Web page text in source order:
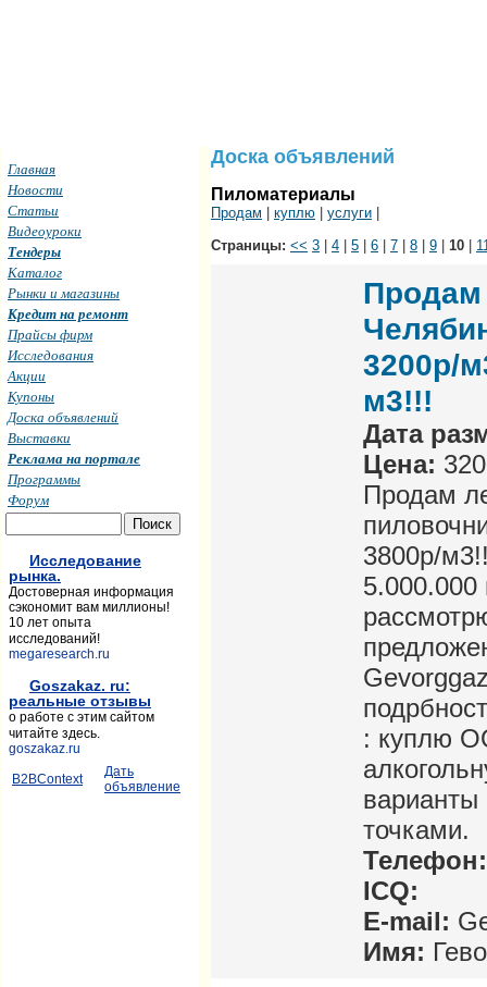
Доска объявлений
Пиломатериалы
Продам куплю услуги
Страницы: << 3 4 5 6 7 8 9 10
Продам
3200р/
м3!!!
Дата
Цена:
Продам
3800р/
5.000.000
: куплю
точками.
ICQ:
E-mail:
Имя:
Главная
Новости
Статьи
Видеоуроки
Тендеры
Каталог
Рынки и магазины
Кредит на ремонт
Прайсы фирм
Исследования
Акции
Купоны
Доска объявлений
Выставки
Реклама на портале
Программы
Форум
Исследование
рынка.
Достоверная информация
сэкономит вам миллионы!
10 лет опыта
исследований!
megaresearch.ru
Goszakaz. ru:
реальные отзывы
о работе с этим сайтом
читайте здесь.
goszakaz.ru
B2BContext
Дать
объявление